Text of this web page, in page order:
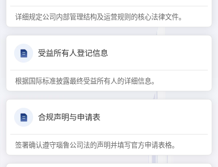
详细规定公司内部管理结构及运营规则的核心法律文件。
受益所有人登记信息
根据国际标准披露最终受益所有人的详细信息。
合规声明与申请表
签署确认遵守瑙鲁公司法的声明并填写官方申请表格。